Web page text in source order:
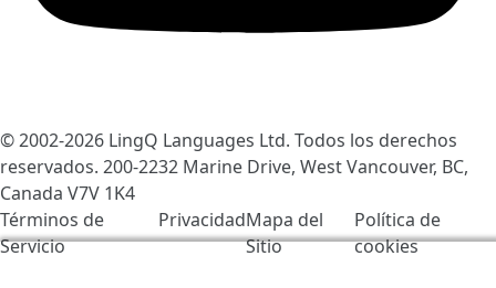
© 2002-2026 LingQ Languages Ltd. Todos los derechos
reservados. 200-2232 Marine Drive, West Vancouver, BC,
Canada V7V 1K4
Términos de
Servicio
PrivacidadMapa del
Sitio
Política de
cookies